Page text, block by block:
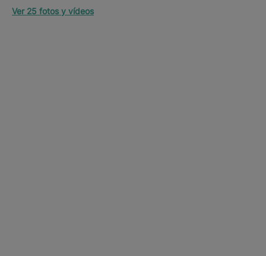
Ver 25 fotos y vídeos